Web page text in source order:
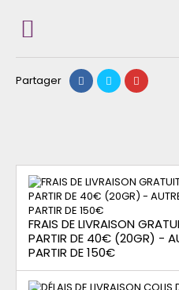
Partager
FRAIS DE LIVRAISON
PARTIR DE 40€ (20GR) -
PARTIR DE 150€